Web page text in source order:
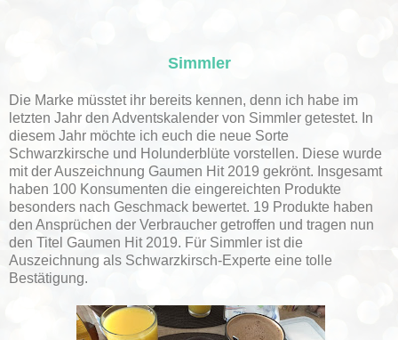
Simmler
Die Marke müsstet ihr bereits kennen, denn ich habe im
letzten Jahr den Adventskalender von Simmler getestet. In
diesem Jahr möchte ich euch die neue Sorte
Schwarzkirsche und Holunderblüte vorstellen. Diese wurde
mit der Auszeichnung Gaumen Hit 2019 gekrönt. Insgesamt
haben 100 Konsumenten die eingereichten Produkte
besonders nach Geschmack bewertet. 19 Produkte haben
den Ansprüchen der Verbraucher getroffen und tragen nun
den Titel Gaumen Hit 2019. Für Simmler ist die
Auszeichnung als Schwarzkirsch-Experte eine tolle
Bestätigung.